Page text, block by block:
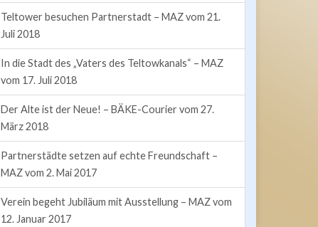
Teltower besuchen Partnerstadt – MAZ vom 21.
Juli 2018
In die Stadt des „Vaters des Teltowkanals“ – MAZ
vom 17. Juli 2018
Der Alte ist der Neue! – BÄKE-Courier vom 27.
März 2018
Partnerstädte setzen auf echte Freundschaft –
MAZ vom 2. Mai 2017
Verein begeht Jubiläum mit Ausstellung – MAZ vom
12. Januar 2017